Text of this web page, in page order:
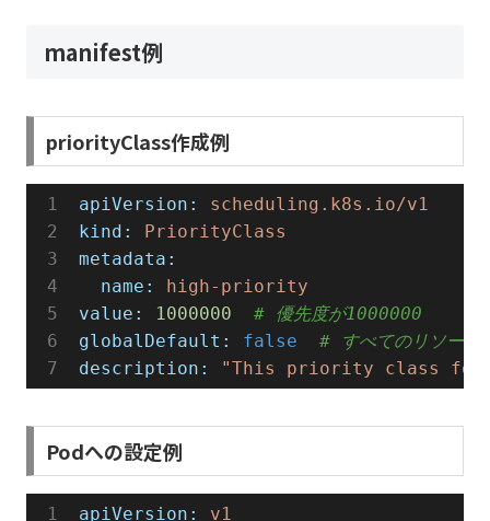
manifest例
priorityClass作成例
apiVersion:
scheduling.k8s.io/v1
kind:
PriorityClass
metadata:
  name:
high-priority
value:
1000000
# 優先度が1000000
globalDefault:
false
# すべてのリソース
description:
"This priority class
Podへの設定例
apiVersion: v1